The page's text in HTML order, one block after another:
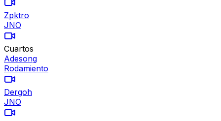
Zpktro
JNO
Cuartos
Adesong
Rodamiento
Dergoh
JNO